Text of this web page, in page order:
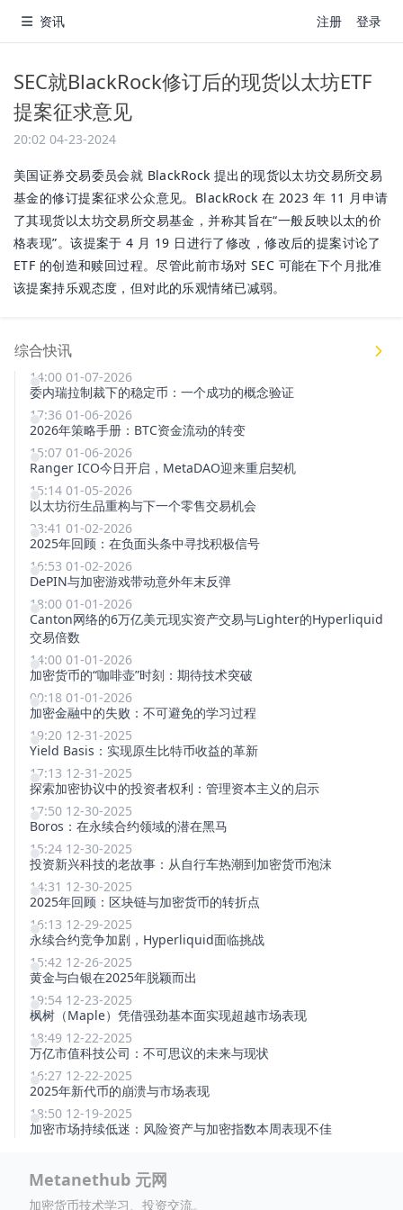
资讯 注册 登录
SEC就BlackRock修订后的现货以太坊ETF
提案征求意见
20:02 04-23-2024
美国证券交易委员会就 BlackRock 提出的现货以太坊交易所交易
基金的修订提案征求公众意见。BlackRock 在 2023 年 11 月申请
了其现货以太坊交易所交易基金，并称其旨在“一般反映以太的价
格表现”。该提案于 4 月 19 日进行了修改，修改后的提案讨论了
ETF 的创造和赎回过程。尽管此前市场对 SEC 可能在下个月批准
该提案持乐观态度，但对此的乐观情绪已减弱。
综合快讯
14:00 01-07-2026
委内瑞拉制裁下的稳定币：一个成功的概念验证
17:36 01-06-2026
2026年策略手册：BTC资金流动的转变
15:07 01-06-2026
Ranger ICO今日开启，MetaDAO迎来重启契机
15:14 01-05-2026
以太坊衍生品重构与下一个零售交易机会
23:41 01-02-2026
2025年回顾：在负面头条中寻找积极信号
16:53 01-02-2026
DePIN与加密游戏带动意外年末反弹
18:00 01-01-2026
Canton网络的6万亿美元现实资产交易与Lighter的Hyperliquid
交易倍数
14:00 01-01-2026
加密货币的“咖啡壶”时刻：期待技术突破
00:18 01-01-2026
加密金融中的失败：不可避免的学习过程
19:20 12-31-2025
Yield Basis：实现原生比特币收益的革新
17:13 12-31-2025
探索加密协议中的投资者权利：管理资本主义的启示
17:50 12-30-2025
Boros：在永续合约领域的潜在黑马
15:24 12-30-2025
投资新兴科技的老故事：从自行车热潮到加密货币泡沫
14:31 12-30-2025
2025年回顾：区块链与加密货币的转折点
16:13 12-29-2025
永续合约竞争加剧，Hyperliquid面临挑战
15:42 12-26-2025
黄金与白银在2025年脱颖而出
19:54 12-23-2025
枫树（Maple）凭借强劲基本面实现超越市场表现
18:49 12-22-2025
万亿市值科技公司：不可思议的未来与现状
16:27 12-22-2025
2025年新代币的崩溃与市场表现
18:50 12-19-2025
加密市场持续低迷：风险资产与加密指数本周表现不佳
Metanethub 元网
加密货币技术学习、投资交流。